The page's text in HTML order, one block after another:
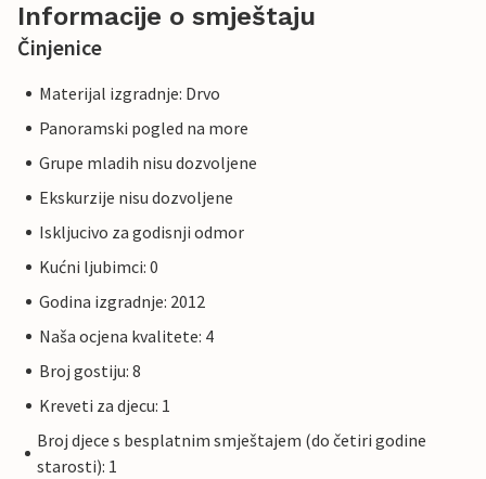
Informacije o smještaju
Činjenice
Materijal izgradnje: Drvo
Panoramski pogled na more
Grupe mladih nisu dozvoljene
Ekskurzije nisu dozvoljene
Iskljucivo za godisnji odmor
Kućni ljubimci: 0
Godina izgradnje: 2012
Naša ocjena kvalitete: 4
Broj gostiju: 8
Kreveti za djecu: 1
Broj djece s besplatnim smještajem (do četiri godine
starosti): 1